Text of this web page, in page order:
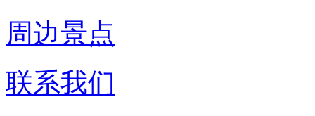
周边景点
联系我们